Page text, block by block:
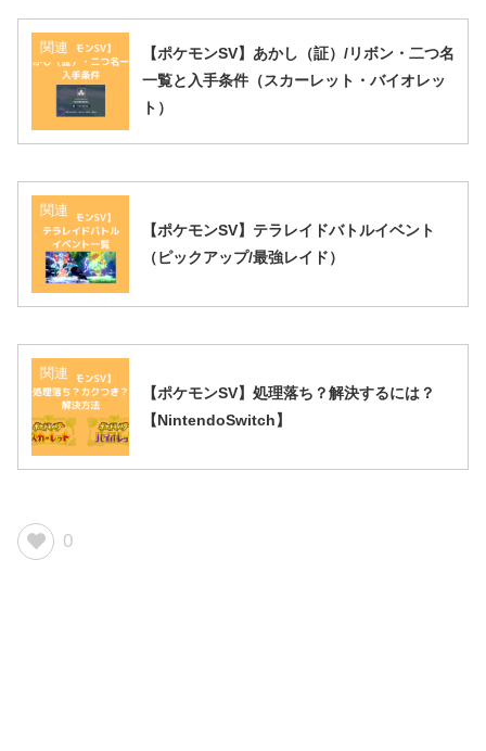
関連
【ポケモンSV】あかし（証）/リボン・二つ名
一覧と入手条件（スカーレット・バイオレッ
ト）
関連
【ポケモンSV】テラレイドバトルイベント
（ピックアップ/最強レイド）
関連
【ポケモンSV】処理落ち？解決するには？
【NintendoSwitch】
0